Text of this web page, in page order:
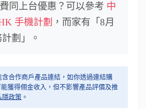
同上台優惠？可以參考 中
手機計劃 ，而家有「8月
劃」。
含合作商戶產品連結，如你透過連結購
獲得佣金收入，但不影響產品評價及推
隱政策 。